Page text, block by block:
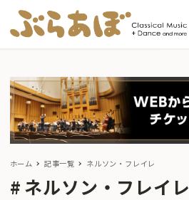
ホーム 記事一覧 ネルソン・フレイレ
ネルソン・フレイレ